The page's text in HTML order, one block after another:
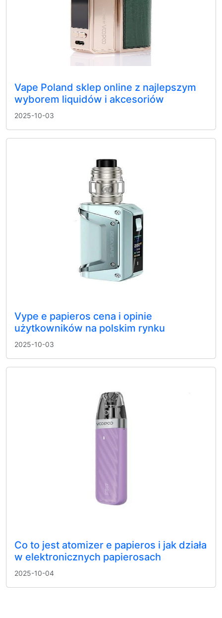
Vape Poland sklep online z najlepszym
wyborem liquidów i akcesoriów
2025-10-03
Vype e papieros cena i opinie
użytkowników na polskim rynku
2025-10-03
Co to jest atomizer e papieros i jak działa
w elektronicznych papierosach
2025-10-04